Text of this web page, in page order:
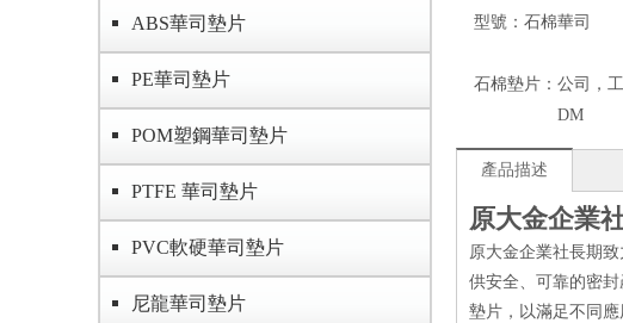
ABS華司墊片
PE華司墊片
POM塑鋼華司墊片
PTFE 華司墊片
PVC軟硬華司墊片
尼龍華司墊片
型號： 石棉華司
石棉墊片： 公司，
DM
產品描述
原大金企業
原大金企業社長期
供安全、可靠的密
墊片，以滿足不同應